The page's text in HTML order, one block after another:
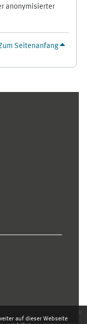
auf dieser Webseite
x
anonymisierter
Seitenanfang